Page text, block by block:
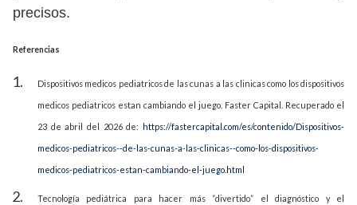
precisos.
Referencias
Dispositivos medicos pediatricos de las cunas a las clinicas como los dispositivos
medicos pediatricos estan cambiando el juego. Faster Capital. Recuperado el
23 de abril del 2026 de: https://fastercapital.com/es/contenido/Dispositivos-
medicos-pediatricos--de-las-cunas-a-las-clinicas--como-los-dispositivos-
medicos-pediatricos-estan-cambiando-el-juego.html
Tecnología pediátrica para hacer más “divertido” el diagnóstico y el